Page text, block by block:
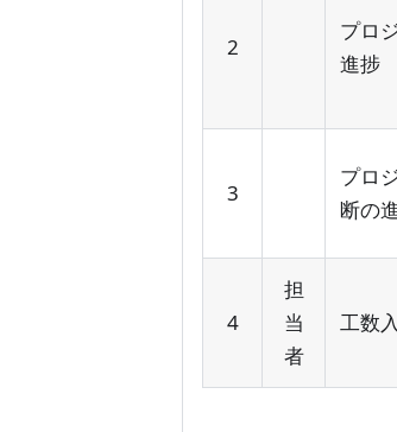
2
プロ
進捗
3
プロ
断の
4
担
当
者
工数